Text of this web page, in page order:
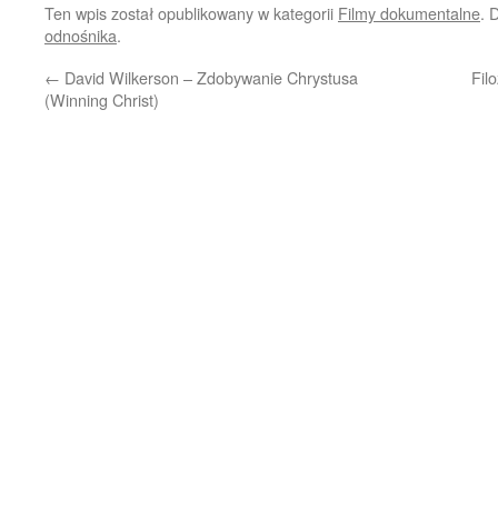
w
nowym
oknie)
Facebooku(Otwiera
Ten wpis został opublikowany w kategorii Filmy dokumentalne.
odnośnika.
← David Wilkerson – Zdobywanie Chrystusa
(Winning Christ)